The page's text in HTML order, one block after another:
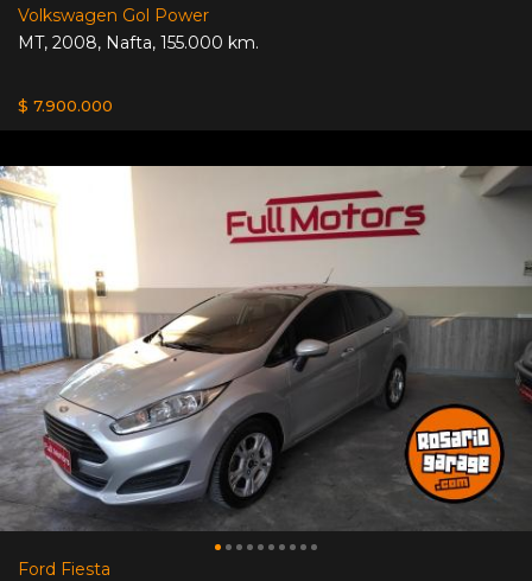
Volkswagen Gol Power
MT, 2008, Nafta, 155.000 km.
$ 7.900.000
Ford Fiesta